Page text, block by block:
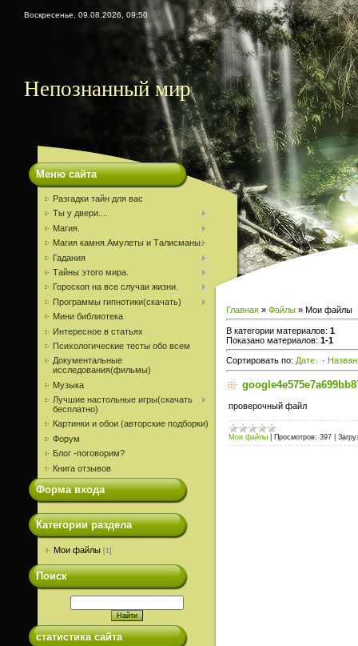
Воскресенье, 09.08.2026, 09:50
Непознанный мир
Меню сайта
Разгадки тайн для вас
Ты у двери....
Магия.
Магия камня.Амулеты и Талисманы.
Гадания
Тайны этого мира.
Гороскоп на все случаи жизни.
Программы гипнотики(скачать)
Мини библиотека
Интересное в статьях
Психологические тесты обо всем
Документальные
исследования(фильмы)
Музыка
Лучшие настольные игры(скачать
бесплатно)
Картинки и обои (авторские подборки)
Форум
Блог -поговорим?
Книга отзывов
Форма входа
Категории раздела
Мои файлы [1]
Поиск
статистика сайта
Главная » Файлы » Мои файлы
В категории материалов: 1
Показано материалов: 1-1
Сортировать по: Дате ·
проверочный файл
Мои файлы Просмотров: 397